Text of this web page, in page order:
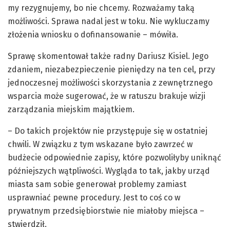
my rezygnujemy, bo nie chcemy. Rozważamy taką
możliwości. Sprawa nadal jest w toku. Nie wykluczamy
złożenia wniosku o dofinansowanie – mówiła.
Sprawę skomentował także radny Dariusz Kisiel. Jego
zdaniem, niezabezpieczenie pieniędzy na ten cel, przy
jednoczesnej możliwości skorzystania z zewnętrznego
wsparcia może sugerować, że w ratuszu brakuje wizji
zarządzania miejskim majątkiem.
– Do takich projektów nie przystępuje się w ostatniej
chwili. W związku z tym wskazane było zawrzeć w
budżecie odpowiednie zapisy, które pozwoliłyby uniknąć
późniejszych wątpliwości. Wygląda to tak, jakby urząd
miasta sam sobie generował problemy zamiast
usprawniać pewne procedury. Jest to coś co w
prywatnym przedsiębiorstwie nie miałoby miejsca –
stwierdził.